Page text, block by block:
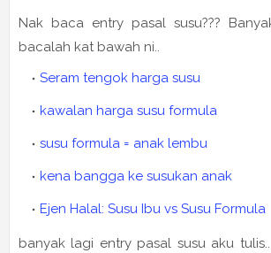
Nak baca entry pasal susu???
bacalah kat bawah ni..
Seram tengok harga susu
kawalan harga susu formula
susu formula = anak lembu
kena bangga ke susukan anak
Ejen Halal: Susu Ibu vs Susu Formula
banyak lagi entry pasal susu aku